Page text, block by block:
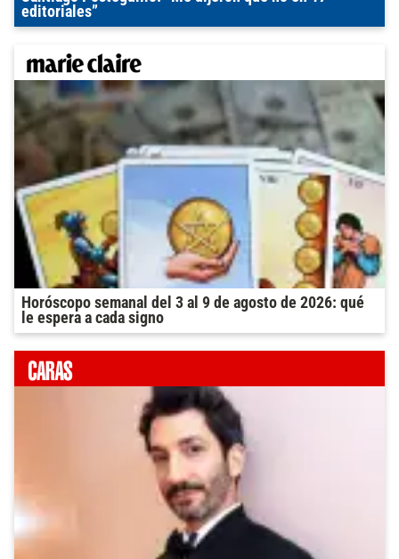
editoriales”
Horóscopo semanal del 3 al 9 de agosto de 2026: qué
le espera a cada signo